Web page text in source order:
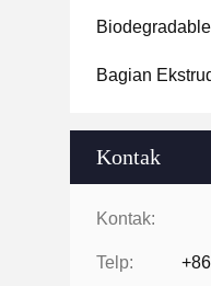
Bagian
Kontak
Kontak:
Telp: